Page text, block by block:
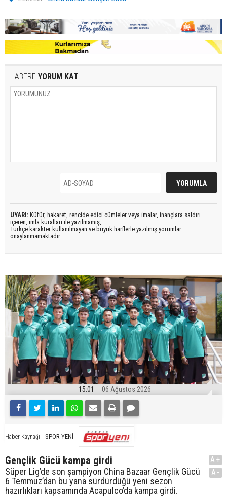
HABERE YORUM KAT
UYARI: Küfür, hakaret, rencide edici cümleler veya imalar, inançlara saldırı
içeren, imla kuralları ile yazılmamış,
Türkçe karakter kullanılmayan ve büyük harflerle yazılmış yorumlar
onaylanmamaktadır.
15:01 06 Ağustos 2026
Haber Kaynağı SPOR YENİ
Gençlik Gücü kampa girdi
Süper Lig’de son şampiyon China Bazaar Gençlik Gücü
6 Temmuz’dan bu yana sürdürdüğü yeni sezon
hazırlıkları kapsamında Acapulco’da kampa girdi.
A+
A-